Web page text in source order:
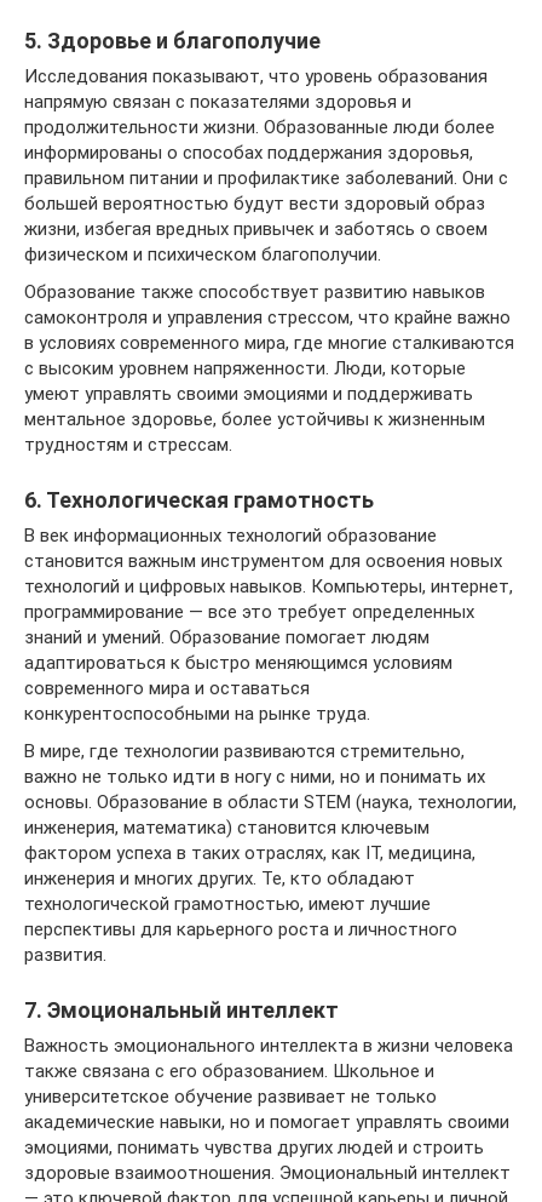
5. Здоровье и благополучие
Исследования показывают, что уровень образования
напрямую связан с показателями здоровья и
продолжительности жизни. Образованные люди более
информированы о способах поддержания здоровья,
правильном питании и профилактике заболеваний. Они с
большей вероятностью будут вести здоровый образ
жизни, избегая вредных привычек и заботясь о своем
физическом и психическом благополучии.
Образование также способствует развитию навыков
самоконтроля и управления стрессом, что крайне важно
в условиях современного мира, где многие сталкиваются
с высоким уровнем напряженности. Люди, которые
умеют управлять своими эмоциями и поддерживать
ментальное здоровье, более устойчивы к жизненным
трудностям и стрессам.
6. Технологическая грамотность
В век информационных технологий образование
становится важным инструментом для освоения новых
технологий и цифровых навыков. Компьютеры, интернет,
программирование — все это требует определенных
знаний и умений. Образование помогает людям
адаптироваться к быстро меняющимся условиям
современного мира и оставаться
конкурентоспособными на рынке труда.
В мире, где технологии развиваются стремительно,
важно не только идти в ногу с ними, но и понимать их
основы. Образование в области STEM (наука, технологии,
инженерия, математика) становится ключевым
фактором успеха в таких отраслях, как IT, медицина,
инженерия и многих других. Те, кто обладают
технологической грамотностью, имеют лучшие
перспективы для карьерного роста и личностного
развития.
7. Эмоциональный интеллект
Важность эмоционального интеллекта в жизни человека
также связана с его образованием. Школьное и
университетское обучение развивает не только
академические навыки, но и помогает управлять своими
эмоциями, понимать чувства других людей и строить
здоровые взаимоотношения. Эмоциональный интеллект